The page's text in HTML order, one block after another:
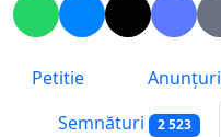
Petitie Anunțuri
Semnături 2 523